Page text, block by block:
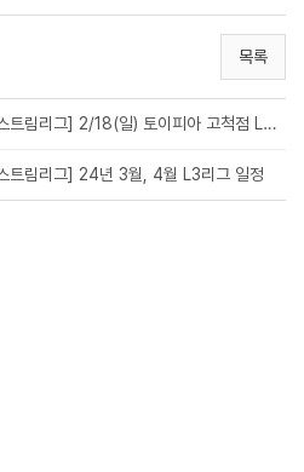
목록
[베이블레이드X 익스트림리그] 2/18(일) 토이피아 고척점 L3 현장 접수 대기 안내
트림리그] 24년 3월, 4월 L3리그 일정